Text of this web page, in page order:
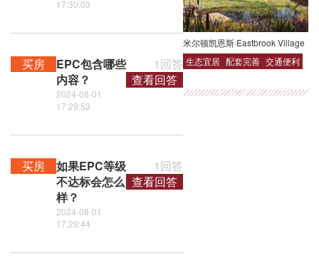
17:30:03
买房
EPC包含哪些
内容？
2024-08-01
17:29:53
1回答
查看回答
买房
如果EPC等级
不达标会怎么
样？
2024-08-01
17:29:44
1回答
查看回答
米尔顿凯恩斯·Eastbrook Village
生态宜居 配套完善 交通便利